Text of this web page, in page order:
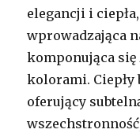
elegancji i
wprowadzająca
komponująca
kolorami. Ciepły
oferujący